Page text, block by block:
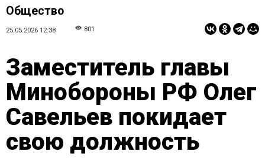
Общество
25.05.2026 12:38 801
Заместитель главы
Минобороны РФ Олег
Савельев покидает
свою должность